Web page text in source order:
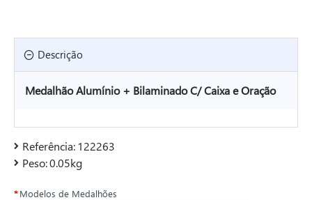
Descrição
Medalhão Alumínio + Bilaminado C/ Caixa e Oração
Referência:122263
Peso:0.05kg
Modelos de Medalhões